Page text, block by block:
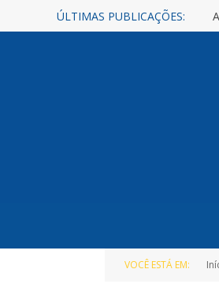
ÚLTIMAS PUBLICAÇÕES:
VOCÊ ESTÁ EM: